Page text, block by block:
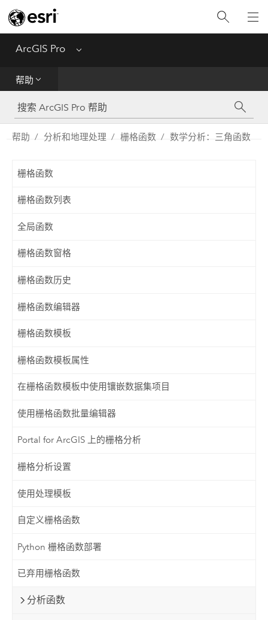
ArcGIS Pro Menu
帮助
工具参考
Python
帮助 分析和地理处理 栅格函数 数学分析：三角函数
栅格函数
栅格函数列表
全局函数
栅格函数窗格
栅格函数历史
栅格函数编辑器
栅格函数模板
栅格函数模板属性
在栅格函数模板中使用镶嵌数据集项目
使用栅格函数批量编辑器
Portal for ArcGIS 上的栅格分析
栅格分析设置
使用处理模板
自定义栅格函数
Python 栅格函数部署
已弃用栅格函数
分析函数